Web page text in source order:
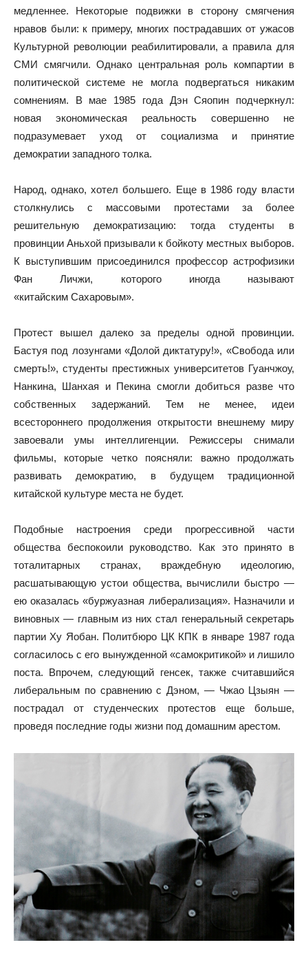
медленнее. Некоторые подвижки в сторону смягчения
нравов были: к примеру, многих пострадавших от ужасов
Культурной революции реабилитировали, а правила для
СМИ смягчили. Однако центральная роль компартии в
политической системе не могла подвергаться никаким
сомнениям. В мае 1985 года Дэн Сяопин подчеркнул:
новая экономическая реальность совершенно не
подразумевает уход от социализма и принятие
демократии западного толка.
Народ, однако, хотел большего. Еще в 1986 году власти
столкнулись с массовыми протестами за более
решительную демократизацию: тогда студенты в
провинции Аньхой призывали к бойкоту местных выборов.
К выступившим присоединился профессор астрофизики
Фан Личжи, которого иногда называют
«китайским Сахаровым».
Протест вышел далеко за пределы одной провинции.
Бастуя под лозунгами «Долой диктатуру!», «Свобода или
смерть!», студенты престижных университетов Гуанчжоу,
Нанкина, Шанхая и Пекина смогли добиться разве что
собственных задержаний. Тем не менее, идеи
всестороннего продолжения открытости внешнему миру
завоевали умы интеллигенции. Режиссеры снимали
фильмы, которые четко поясняли: важно продолжать
развивать демократию, в будущем традиционной
китайской культуре места не будет.
Подобные настроения среди прогрессивной части
общества беспокоили руководство. Как это принято в
тоталитарных странах, враждебную идеологию,
расшатывающую устои общества, вычислили быстро —
ею оказалась «буржуазная либерализация». Назначили и
виновных — главным из них стал генеральный секретарь
партии Ху Яобан. Политбюро ЦК КПК в январе 1987 года
согласилось с его вынужденной «самокритикой» и лишило
поста. Впрочем, следующий генсек, также считавшийся
либеральным по сравнению с Дэном, — Чжао Цзыян —
пострадал от студенческих протестов еще больше,
проведя последние годы жизни под домашним арестом.